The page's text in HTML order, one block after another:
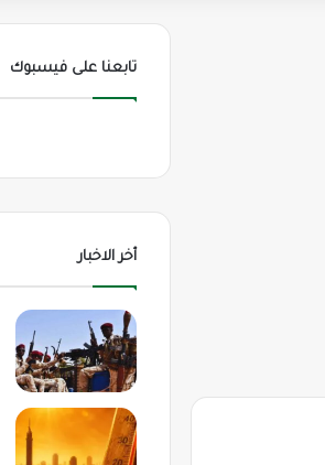
تابعنا على فيسبوك
أخر الاخبار